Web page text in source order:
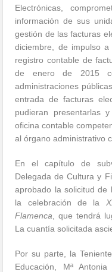
Electrónicas,
información de sus
gestión de las facturas
diciembre, de impulso
registro contable de
de enero de 2015
administraciones
entrada de facturas
pudieran presentarlas
oficina contable
al órgano administrativo
En el capítulo de
Delegada de Cultura y
aprobado la solicitud
la celebración de la
Flamenca , que tendrá
La cuantía solicitada
Por su parte, la
Educación, Mª